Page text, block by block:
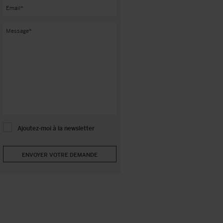
Ajoutez-moi à la newsletter